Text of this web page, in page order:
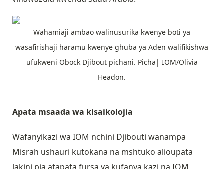
Wahamiaji ambao walinusurika kwenye boti ya
wasafirishaji haramu kwenye ghuba ya Aden walifikishwa
ufukweni Obock Djibout pichani. Picha| IOM/Olivia
Headon.
Apata msaada wa kisaikolojia
Wafanyikazi wa IOM nchini Djibouti wanampa
Misrah ushauri kutokana na mshtuko alioupata